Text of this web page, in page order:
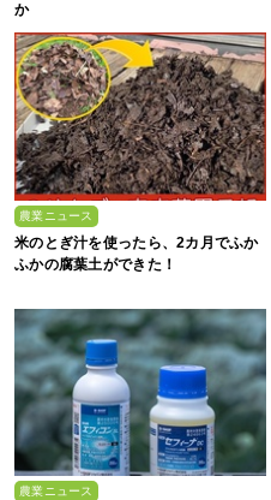
か
農業ニュース
米のとぎ汁を使ったら、2カ月でふか
ふかの腐葉土ができた！
農業ニュース